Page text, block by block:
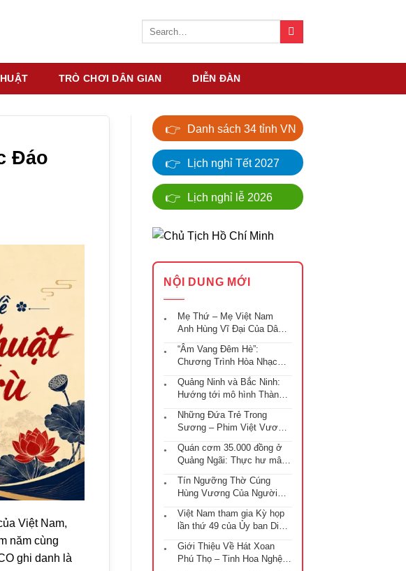
TRÒ CHƠI DÂN GIAN DIỄN ĐÀN
Đáo
Việt Nam,
năm cùng
ghi danh là
👉 Danh sách 34 tỉnh VN
👉 Lịch nghỉ Tết 2027
👉 Lịch nghỉ lễ 2026
NỘI DUNG MỚI
Mẹ Thứ – Mẹ Việt Nam
Anh Hùng Vĩ Đại Của Dân
Tộc Việt
“Âm Vang Đêm Hè”:
Chương Trình Hòa Nhạc
Giao Lưu Quốc Tế Điểm
Nhấn Văn Hóa Tại Đà Nẵng
Quảng Ninh và Bắc Ninh:
Hướng tới mô hình Thành
với những chiến lược phát
triển đột phá
Những Đứa Trẻ Trong
Sương – Phim Việt Vươn
Quán cơm 35.000 đồng ở
Quảng Ngãi: Thực hư mâm
Tín Ngưỡng Thờ Cúng
Hùng Vương Của Người
Việt Nam tham gia Kỳ họp
lần thứ 49 của Ủy ban Di
Giới Thiệu Về Hát Xoan
Phú Thọ – Tinh Hoa Nghệ